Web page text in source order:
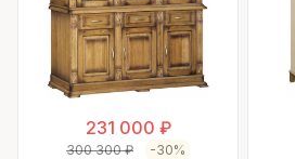
231 000 ₽
300 300 ₽ -30%